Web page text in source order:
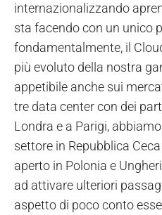
internazionalizzando
sta facendo con un unico
fondamentalmente, il
più evoluto della nostra
appetibile anche sui
tre data center con dei
Londra e a Parigi,
settore in Repubblica
aperto in Polonia e
ad attivare ulteriori
aspetto di poco conto